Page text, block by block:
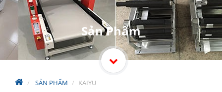
SẢN PHẨM KAIYU
Sản Phẩm